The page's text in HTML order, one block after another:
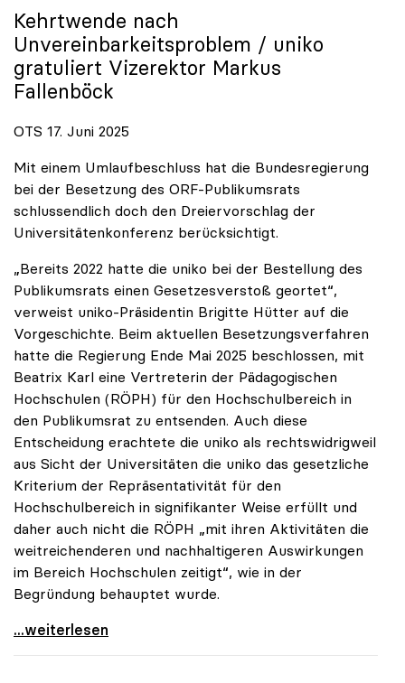
Kehrtwende nach
Unvereinbarkeitsproblem / uniko
gratuliert Vizerektor Markus
Fallenböck
OTS 17. Juni 2025
Mit einem Umlaufbeschluss hat die Bundesregierung
bei der Besetzung des ORF-Publikumsrats
schlussendlich doch den Dreiervorschlag der
Universitätenkonferenz berücksichtigt.
„Bereits 2022 hatte die uniko bei der Bestellung des
Publikumsrats einen Gesetzesverstoß geortet“,
verweist uniko-Präsidentin Brigitte Hütter auf die
Vorgeschichte. Beim aktuellen Besetzungsverfahren
hatte die Regierung Ende Mai 2025 beschlossen, mit
Beatrix Karl eine Vertreterin der Pädagogischen
Hochschulen (RÖPH) für den Hochschulbereich in
den Publikumsrat zu entsenden. Auch diese
Entscheidung erachtete die uniko als rechtswidrigweil
aus Sicht der Universitäten die uniko das gesetzliche
Kriterium der Repräsentativität für den
Hochschulbereich in signifikanter Weise erfüllt und
daher auch nicht die RÖPH „mit ihren Aktivitäten die
weitreichenderen und nachhaltigeren Auswirkungen
im Bereich Hochschulen zeitigt“, wie in der
Begründung behauptet wurde.
ORF-Publikumsrat: Regierung entsendet nun doch
...weiterlesen